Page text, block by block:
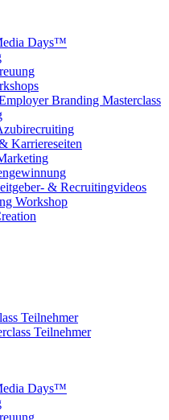
Days™
Branding Masterclass
Karriereseiten
& Recruitingvideos
Workshop
Teilnehmer
Teilnehmer
Days™